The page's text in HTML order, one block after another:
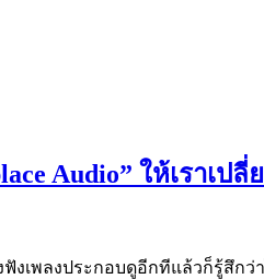
Audio” ให้เราเป
งเพลงประกอบดูอีกทีแล้วก็รู้สึก